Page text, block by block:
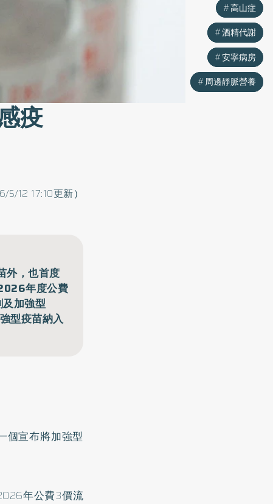
疫
12 17:10更新）
外，也首度
年度公費
加強型
型疫苗納入
個宣布將加強型
年公費3價流
高山症
酒精代謝
安寧病房
周邊靜脈營養
高山症
酒精代謝
安寧病房
周邊靜脈營養